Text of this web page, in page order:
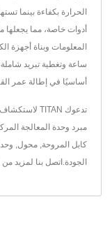
أدوات خاصة، مما يجعلها
أساسيًا في إطالة عمر
تدعوك TITAN لاستكشاف
مبرد وحدة المعالجة
كابل المروحة محول
الجودة. اتصل بنا لمزيد من